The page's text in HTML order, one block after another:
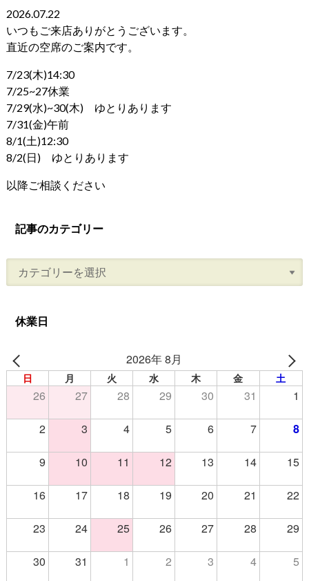
2026.07.22
いつもご来店ありがとうございます。
直近の空席のご案内です。
7/23(木)14:30
7/25~27休業
7/29(水)~30(木) ゆとりあります
7/31(金)午前
8/1(土)12:30
8/2(日) ゆとりあります
以降ご相談ください
記事のカテゴリー
休業日
2026年 8月
日 月 火 水 木 金 土
26 27 28 29 30 31 1
2 3 4 5 6 7 8
9 10 11 12 13 14 15
16 17 18 19 20 21 22
23 24 25 26 27 28 29
30 31 1 2 3 4 5